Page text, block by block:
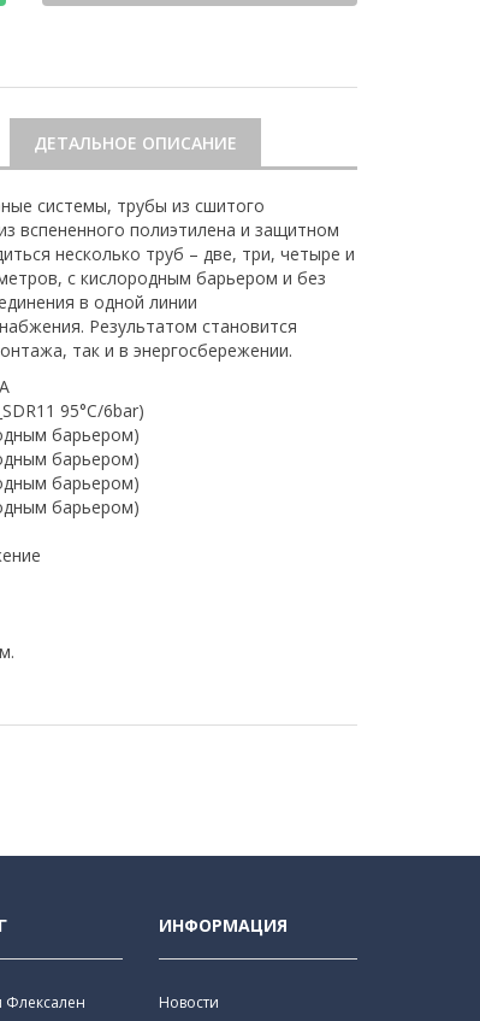
ДЕТАЛЬНОЕ ОПИСАНИЕ
системы, трубы из сшитого
вспененного полиэтилена и защитном
несколько труб – две, три, четыре и
с кислородным барьером и без
в одной линии
Результатом становится
так и в энергосбережении.
95°C/6bar)
барьером)
барьером)
барьером)
барьером)
Флексален
ИНФОРМАЦИЯ
Новости